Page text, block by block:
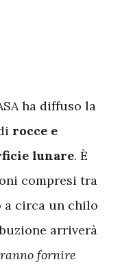
ha diffuso la
rocce e
lunare. È
compresi tra
a circa un chilo
arriverà
fornire